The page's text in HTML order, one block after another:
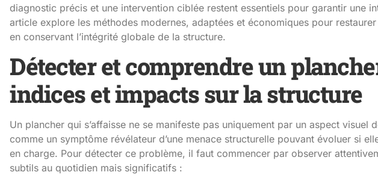
diagnostic précis et une intervention ciblée restent essentiels pour garantir une
article explore les méthodes modernes, adaptées et économiques pour
en conservant l’intégrité globale de la structure.
Détecter et comprendre un
indices et impacts sur la structure
Un plancher qui s’affaisse ne se manifeste pas uniquement par un aspect visuel
comme un symptôme révélateur d’une menace structurelle pouvant évoluer si
en charge. Pour détecter ce problème, il faut commencer par observer
subtils au quotidien mais significatifs :